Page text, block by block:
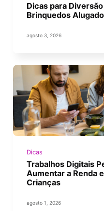
Dicas para
Brinquedos
agosto 3, 2026
Dicas
Trabalhos Digitais
Aumentar a Renda
Crianças
agosto 1, 2026